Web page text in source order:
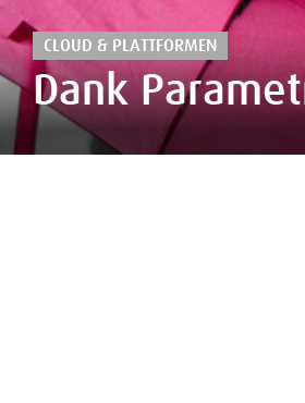
CLOUD & PLATTFORMEN
Dank